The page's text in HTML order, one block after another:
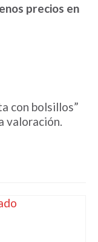
precios en
con bolsillos”
valoración.